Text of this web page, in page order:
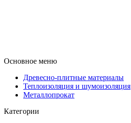
Основное меню
Древесно-плитные материалы
Теплоизоляция и шумоизоляция
Металлопрокат
Категории